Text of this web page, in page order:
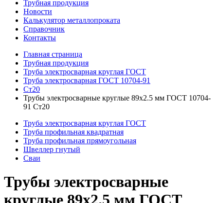
Трубная продукция
Новости
Калькулятор металлопроката
Справочник
Контакты
Главная страница
Трубная продукция
Труба электросварная круглая ГОСТ
Труба электросварная ГОСТ 10704-91
Ст20
Трубы электросварные круглые 89x2.5 мм ГОСТ 10704-
91 Ст20
Труба электросварная круглая ГОСТ
Труба профильная квадратная
Труба профильная прямоугольная
Швеллер гнутый
Сваи
Трубы электросварные